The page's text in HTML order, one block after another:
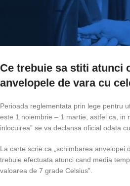
Ce trebuie sa stiti atunci
anvelopele de vara cu
Perioada reglementata prin lege pentru
este 1 noiembrie – 1 martie, astfel ca, in
inlocuirea” se va declansa oficial odata
La carte scrie ca „schimbarea anvelopei
trebuie efectuata atunci cand media
valoarea de 7 grade Celsius”.